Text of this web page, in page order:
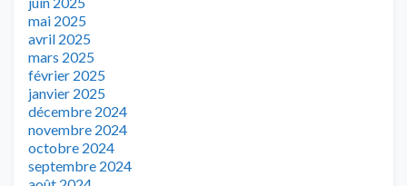
mai 2025
avril 2025
mars 2025
février 2025
janvier 2025
décembre 2024
novembre 2024
octobre 2024
septembre 2024